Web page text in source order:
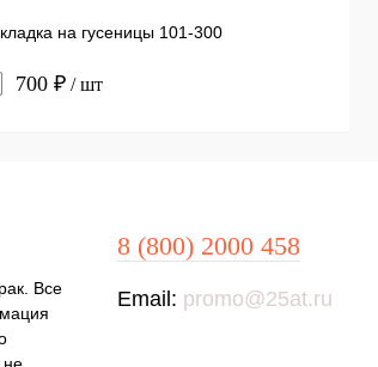
на гусеницы 101-300
700 ₽ / шт
Все
8 (800) 2000 458
Email: promo@25at.ru